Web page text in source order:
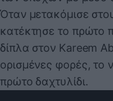
Όταν μετακόμισε
κατέκτησε το πρώτο
δίπλα στον Kareem
ορισμένες φορές, το
πρώτο δαχτυλίδι.